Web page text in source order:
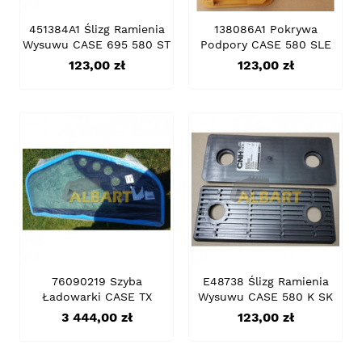
451384A1 Ślizg Ramienia
Wysuwu CASE 695 580 ST
Cena
123,00 zł
138086A1 Pokrywa
Podpory CASE 580 SLE
Cena
123,00 zł
76090219 Szyba
Ładowarki CASE TX
Cena
3 444,00 zł
E48738 Ślizg Ramienia
Wysuwu CASE 580 K SK
Cena
123,00 zł